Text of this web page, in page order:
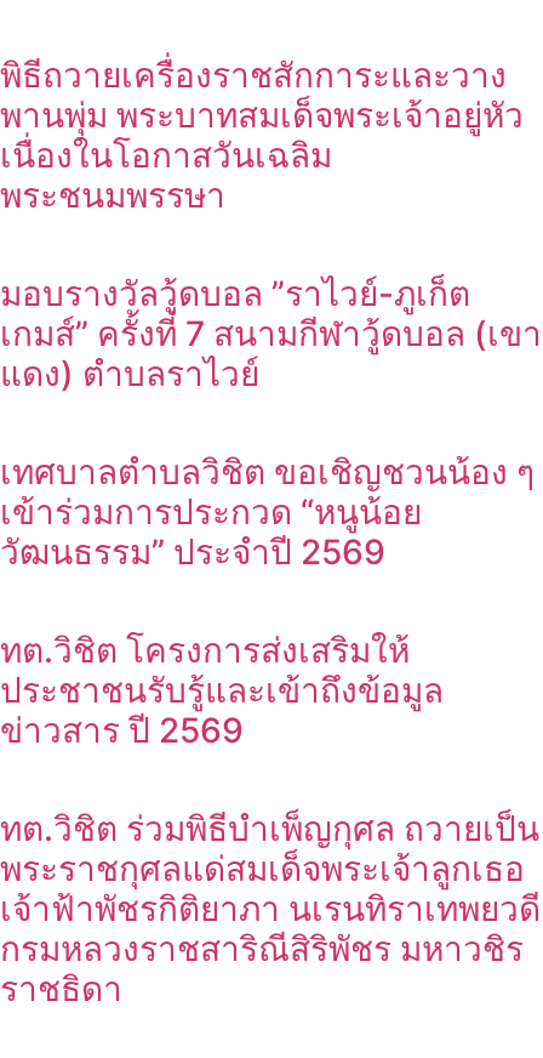
พิธีถวายเครื่องราชสักการะและวาง
พานพุ่ม พระบาทสมเด็จพระเจ้าอยู่หัว
เนื่องในโอกาสวันเฉลิม
พระชนมพรรษา
มอบรางวัลวู้ดบอล ”ราไวย์-ภูเก็ต
เกมส์” ครั้งที่ 7 สนามกีฬาวู้ดบอล (เขา
แดง) ตำบลราไวย์
เทศบาลตำบลวิชิต ขอเชิญชวนน้อง ๆ
เข้าร่วมการประกวด “หนูน้อย
วัฒนธรรม” ประจำปี 2569
ทต.วิชิต โครงการส่งเสริมให้
ประชาชนรับรู้และเข้าถึงข้อมูล
ข่าวสาร ปี 2569
ทต.วิชิต ร่วมพิธีบำเพ็ญกุศล ถวายเป็น
พระราชกุศลแด่สมเด็จพระเจ้าลูกเธอ
เจ้าฟ้าพัชรกิติยาภา นเรนทิราเทพยวดี
กรมหลวงราชสาริณีสิริพัชร มหาวชิร
ราชธิดา